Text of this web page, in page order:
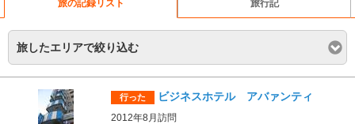
旅の記録リスト 旅行記
旅したエリアで絞り込む
行った ビジネスホテル アバァンティ
2012年8月訪問